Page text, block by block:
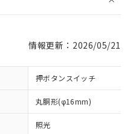
情報更新：2026/05/21
押ボタンスイッチ
丸胴形(φ16mm)
照光